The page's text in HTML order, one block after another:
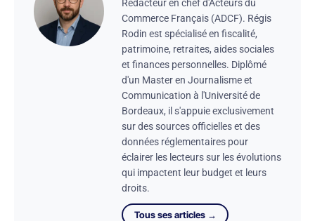
Rédacteur en chef d'Acteurs du
Commerce Français (ADCF). Régis
Rodin est spécialisé en fiscalité,
patrimoine, retraites, aides sociales
et finances personnelles. Diplômé
d'un Master en Journalisme et
Communication à l'Université de
Bordeaux, il s'appuie exclusivement
sur des sources officielles et des
données réglementaires pour
éclairer les lecteurs sur les évolutions
qui impactent leur budget et leurs
droits.
Tous ses articles →